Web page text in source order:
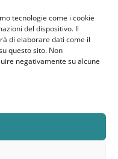
tecnologie come i cookie
del dispositivo. Il
di elaborare dati come il
questo sito. Non
negativamente su alcune